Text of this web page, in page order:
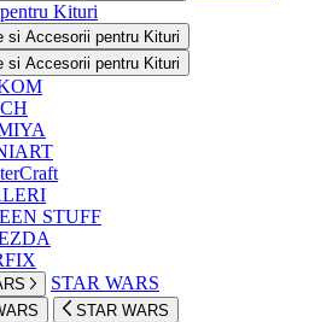
Kituri
si Accesorii pentru Kituri
si Accesorii pentru Kituri
STUFF
STAR WARS
STAR WARS